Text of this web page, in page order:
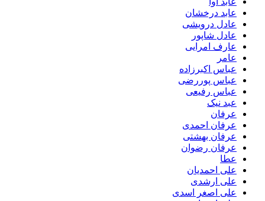
عابد درخشان
عادل درویشی
عادل شاپور
عارف امرایی
عامر
عباس اکبرزاده
عباس پوررضی
عباس رفیعی
عبد نیک
عرفان
عرفان احمدی
عرفان بهشتی
عرفان رضوان
عطا
علی احمدیان
علی ارشدی
علی اصغر اسدی